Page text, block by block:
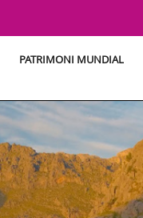
PATRIMONI MUNDIAL